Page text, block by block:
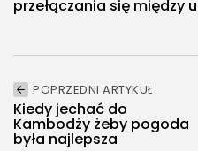
przełączania się między
POPRZEDNI ARTYKUŁ
Kiedy jechać do
Kambodży żeby pogoda
była najlepsza